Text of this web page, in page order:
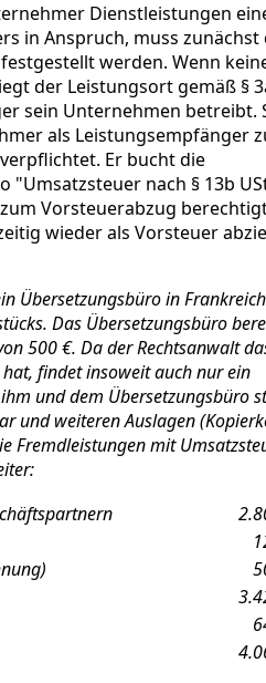
Dienstleistungen
in Anspruch, muss zunächst
werden. Wenn
der Leistungsort gemäß §
sein Unternehmen betreibt.
als Leistungsempfänger
Er bucht die
"Umsatzsteuer nach § 13b
Vorsteuerabzug
wieder als Vorsteuer
Übersetzungsbüro in
Das Übersetzungsbüro
500 €. Da der Rechtsanwalt
findet insoweit auch nur ein
und dem Übersetzungsbüro
und weiteren Auslagen
Fremdleistungen mit